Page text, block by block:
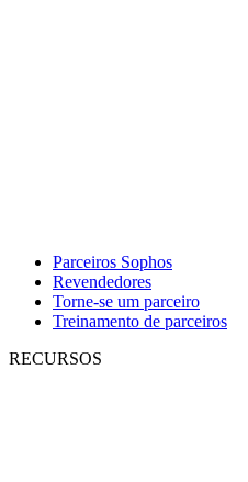
Parceiros Sophos
Revendedores
Torne-se um parceiro
Treinamento de parceiros
RECURSOS